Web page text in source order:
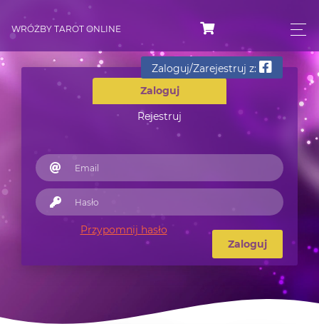
WRÓŻBY TAROT ONLINE
Zaloguj
Rejestruj
Zaloguj/Zarejestruj z:
Przypomnij hasło
Zaloguj